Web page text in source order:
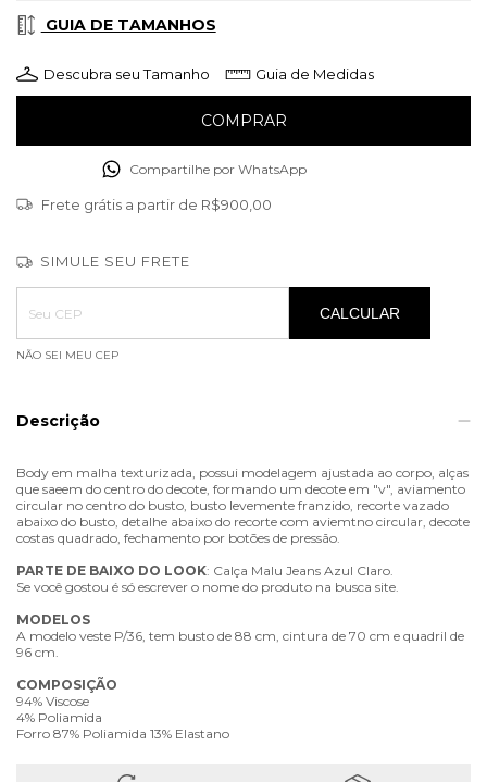
GUIA DE TAMANHOS
Descubra seu Tamanho Guia de Medidas
Compartilhe por WhatsApp
Frete grátis a partir de R$900,00
SIMULE SEU FRETE
Entregas para o CEP:
ALTERAR CEP
CALCULAR
NÃO SEI MEU CEP
Descrição
Body em malha texturizada, possui modelagem ajustada ao corpo, alças
que saeem do centro do decote, formando um decote em "v", aviamento
circular no centro do busto, busto levemente franzido, recorte vazado
abaixo do busto, detalhe abaixo do recorte com aviemtno circular, decote
costas quadrado, fechamento por botões de pressão.
PARTE DE BAIXO DO LOOK: Calça Malu Jeans Azul Claro.
Se você gostou é só escrever o nome do produto na busca site.
MODELOS
A modelo veste P/36, tem busto de 88 cm, cintura de 70 cm e quadril de
96 cm.
COMPOSIÇÃO
94% Viscose
4% Poliamida
Forro 87% Poliamida 13% Elastano